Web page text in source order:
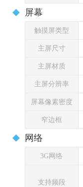
屏幕
触摸屏类型
主屏尺寸
主屏材质
主屏分辨率
屏幕像素密度
窄边框
网络
3G网络
支持频段